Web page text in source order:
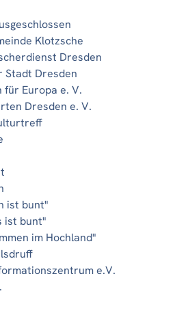
Klotzsche
Dresden
Stadt Dresden
Europa e. V.
Dresden e. V.
ist bunt"
ist bunt"
im Hochland"
e.V.